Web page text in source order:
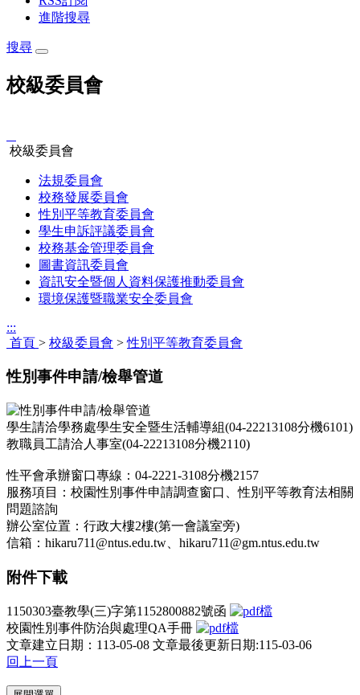
進階搜尋
搜尋
校級委員會
校級委員會
法規委員會
校務發展委員會
性別平等教育委員會
學生申訴評議委員會
校務基金管理委員會
圖書資訊委員會
資訊安全暨個人資料保護推動委員會
環境保護暨職業安全委員會
:::
首頁 > 校級委員會 >性別平等教育委員會
性別事件申請/檢舉管道
學生請洽學務處學生安全暨生活輔導組(04-22213108分機6101)
教職員工請洽人事室(04-22213108分機2110)
性平會承辦窗口專線：04-2221-3108分機2157
服務項目：校園性別事件申請調查窗口、性別平等教育法相關
問題諮詢
辦公室位置：行政大樓2樓(第一會議室旁)
信箱：hikaru711@ntus.edu.tw、hikaru711@gm.ntus.edu.tw
附件下載
1150303臺教學(三)字第1152800882號函
校園性別事件防治與處理QA手冊
文章建立日期：113-05-08 文章最後更新日期:115-03-06
回上一頁